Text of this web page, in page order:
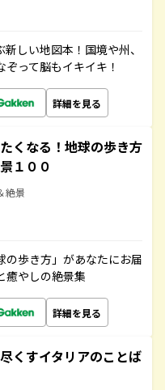
しい地図本！国境や州、
って脳もイキイキ！
詳細を見る
くなる！地球の歩き方
１００
絶景
の歩き方」があなたにお届
癒やしの絶景集
詳細を見る
くすイタリアのことば